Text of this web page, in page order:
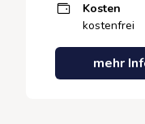
Kosten
kostenfrei
mehr